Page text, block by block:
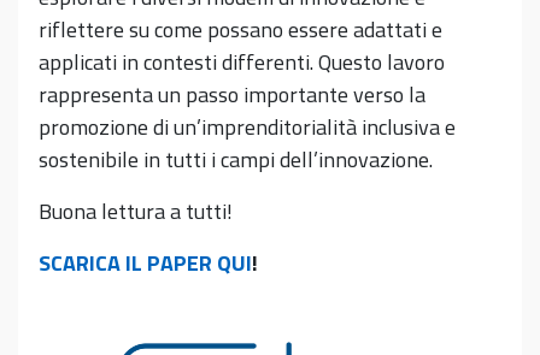
riflettere su come possano essere adattati e
applicati in contesti differenti. Questo lavoro
rappresenta un passo importante verso la
promozione di un’imprenditorialità inclusiva e
sostenibile in tutti i campi dell’innovazione.
Buona lettura a tutti!
SCARICA IL PAPER QUI!